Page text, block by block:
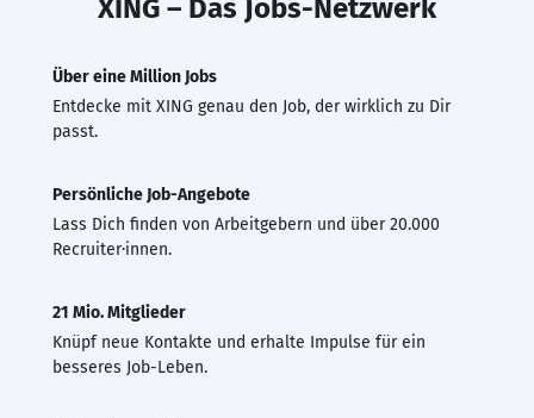
XING – Das Jobs-Netzwerk
Über eine Million Jobs
Entdecke mit XING genau den Job, der wirklich zu Dir
passt.
Persönliche Job-Angebote
Lass Dich finden von Arbeitgebern und über 20.000
Recruiter·innen.
21 Mio. Mitglieder
Knüpf neue Kontakte und erhalte Impulse für ein
besseres Job-Leben.